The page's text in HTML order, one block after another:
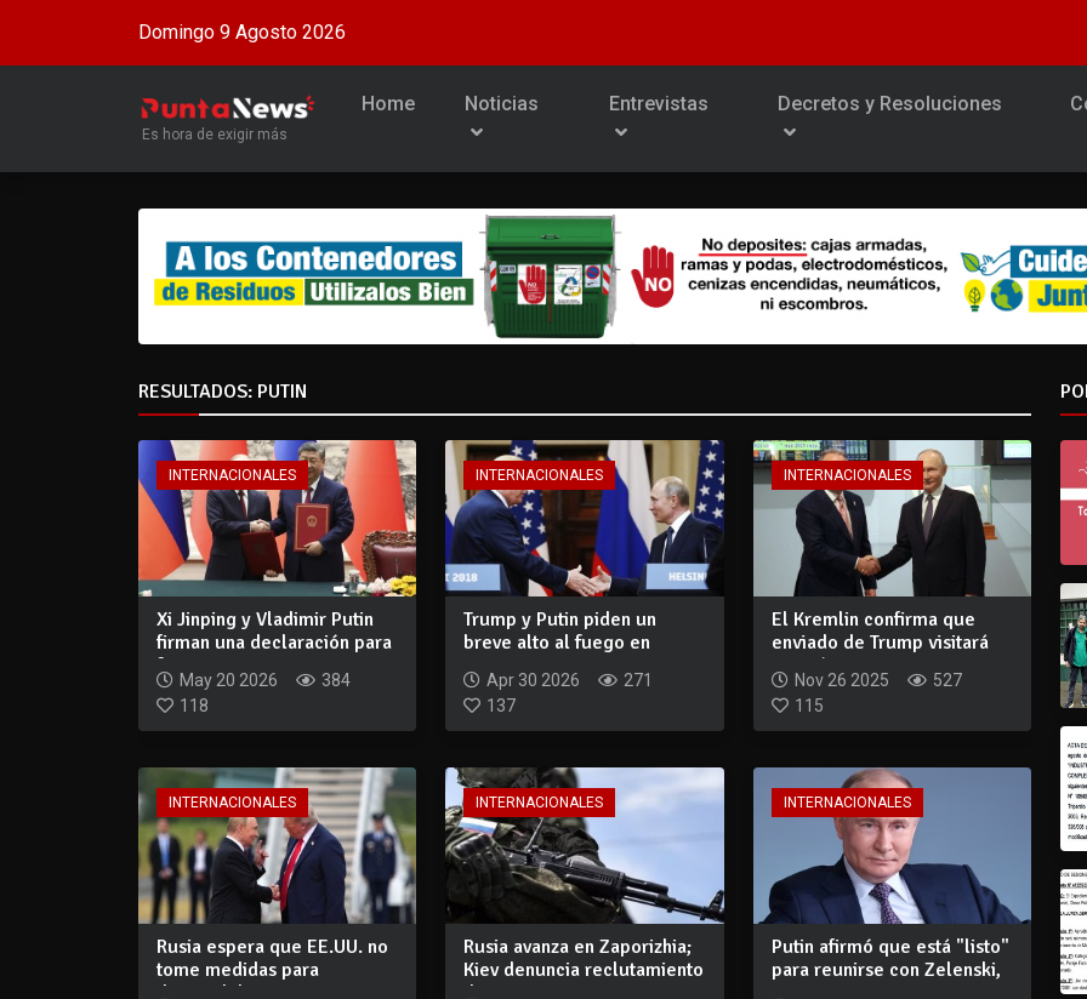
Domingo 9 Agosto 2026
Es hora de exigir más
Home Noticias Entrevistas Decretos y Resoluciones
RESULTADOS: PUTIN
INTERNACIONALES
Xi Jinping y Vladimir Putin
firman una declaración para
fort...
May 20 2026
384
118
INTERNACIONALES
Trump y Putin piden un
breve alto al fuego en
Apr 30 2026
271
137
INTERNACIONALES
El Kremlin confirma que
enviado de Trump visitará
Moscú
Nov 26 2025
527
115
INTERNACIONALES
Rusia espera que EE.UU. no
tome medidas para
desestabilizar...
INTERNACIONALES
Rusia avanza en Zaporizhia;
Kiev denuncia reclutamiento
de a...
INTERNACIONALES
Putin afirmó que está "listo"
para reunirse con Zelenski,